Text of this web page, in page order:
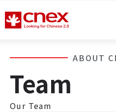
ABOUT
Team
Our Team